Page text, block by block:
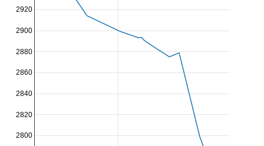
2800
2820
2840
2860
2880
2900
2920